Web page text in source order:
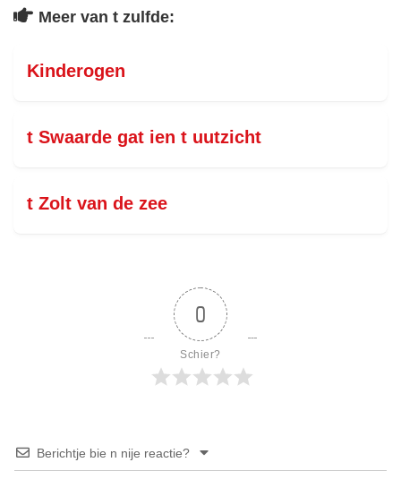
Meer van t zulfde:
Kinderogen
t Swaarde gat ien t uutzicht
t Zolt van de zee
0
Schier?
Berichtje bie n nije reactie?